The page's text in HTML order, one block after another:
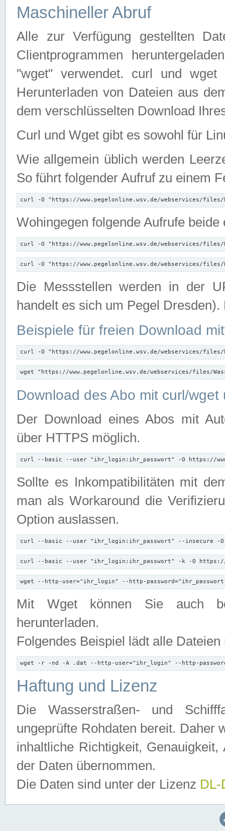
Maschineller Abruf
Alle zur Verfügung gestellten
Clientprogrammen
"wget" verwendet. curl und wget
Herunterladen von Dateien aus
dem verschlüsselten Download
Curl und Wget gibt es sowohl für
Wie allgemein üblich werden
So führt folgender Aufruf zu einem
curl -O "https://www.pegelonline.wsv.de/webservices/files/
Wohingegen folgende Aufrufe beide
curl -O "https://www.pegelonline.wsv.de/webservices/files/
curl -O "https://www.pegelonline.wsv.de/webservices/files/
Die Messstellen werden in der
handelt es sich um Pegel
Beispiele für freien Download
curl -O "https://www.pegelonline.wsv.de/webservices/files/
wget "https://www.pegelonline.wsv.de/webservices/files/
Download des Abo mit curl/
Der Download eines Abos mit
über HTTPS möglich.
curl --basic --user "ihr_login:ihr_passwort" -O https://
Sollte es Inkompatibilitäten mit
man als Workaround die
Option auslassen.
curl --basic --user "ihr_login:ihr_passwort" --insecure -
curl --basic --user "ihr_login:ihr_passwort" -k -O https://
wget --http-user="ihr_login" --http-
Mit Wget können Sie auch
herunterladen.
Folgendes Beispiel lädt alle
wget -r -nd -A .dat --http-user="ihr_login" --http-
Haftung und Lizenz
Die Wasserstraßen- und
ungeprüfte Rohdaten bereit. Daher
inhaltliche Richtigkeit,
der Daten übernommen.
Die Daten sind unter der Lizenz